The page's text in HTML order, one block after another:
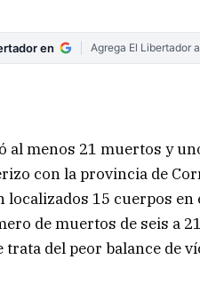
en Agrega El Libertador
al menos 21 muertos y
con la provincia de
localizados 15 cuerpos
de muertos de seis a
trata del peor balance de